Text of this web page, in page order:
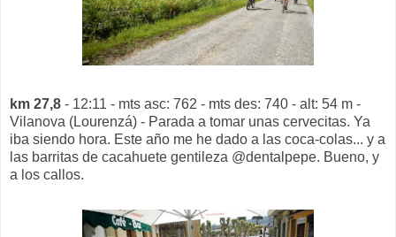
km 27,8 - 12:11 - mts asc: 762 - mts des: 740 - alt: 54 m -
Vilanova (Lourenzá) - Parada a tomar unas cervecitas. Ya
iba siendo hora. Este año me he dado a las coca-colas... y a
las barritas de cacahuete gentileza @dentalpepe. Bueno, y
a los callos.